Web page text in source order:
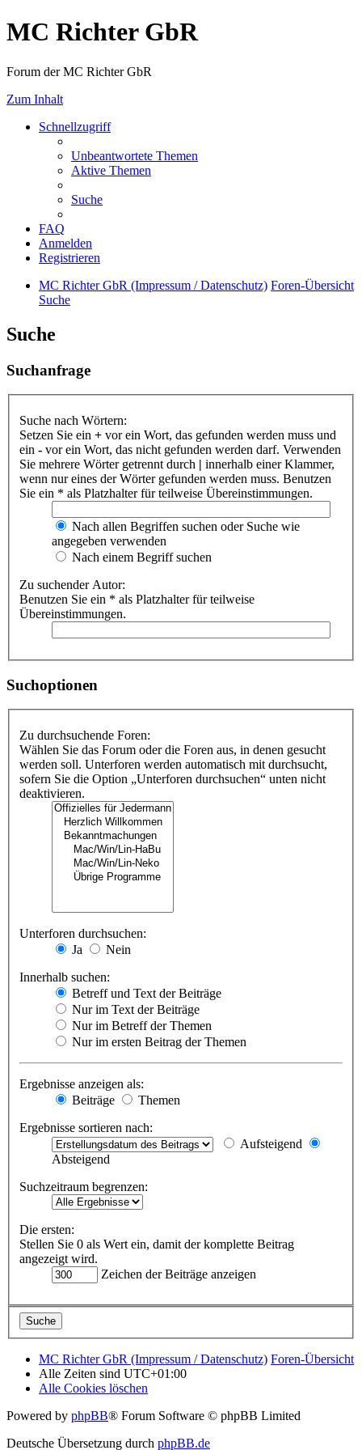
MC Richter GbR
Forum der MC Richter GbR
Zum Inhalt
Schnellzugriff
Unbeantwortete Themen
Aktive Themen
Suche
FAQ
Anmelden
Registrieren
MC Richter GbR (Impressum / Datenschutz) Foren-Übersicht
Suche
Suche
Suchanfrage
Suche nach Wörtern:
Setzen Sie ein + vor ein Wort, das gefunden werden muss und
ein - vor ein Wort, das nicht gefunden werden darf. Verwenden
Sie mehrere Wörter getrennt durch | innerhalb einer Klammer,
wenn nur eines der Wörter gefunden werden muss. Benutzen
Sie ein * als Platzhalter für teilweise Übereinstimmungen.
Nach allen Begriffen suchen oder Suche wie
angegeben verwenden
Nach einem Begriff suchen
Zu suchender Autor:
Benutzen Sie ein * als Platzhalter für teilweise
Übereinstimmungen.
Suchoptionen
Zu durchsuchende Foren:
Wählen Sie das Forum oder die Foren aus, in denen gesucht
werden soll. Unterforen werden automatisch mit durchsucht,
sofern Sie die Option „Unterforen durchsuchen“ unten nicht
deaktivieren.
Unterforen durchsuchen:
Ja
Nein
Innerhalb suchen:
Betreff und Text der Beiträge
Nur im Text der Beiträge
Nur im Betreff der Themen
Nur im ersten Beitrag der Themen
Ergebnisse anzeigen als:
Beiträge
Themen
Ergebnisse sortieren nach:
Aufsteigend
Absteigend
Suchzeitraum begrenzen:
Die ersten:
Stellen Sie 0 als Wert ein, damit der komplette Beitrag
angezeigt wird.
Zeichen der Beiträge anzeigen
MC Richter GbR (Impressum / Datenschutz) Foren-Übersicht
Alle Zeiten sind UTC+01:00
Alle Cookies löschen
Powered by phpBB® Forum Software © phpBB Limited
Deutsche Übersetzung durch phpBB.de